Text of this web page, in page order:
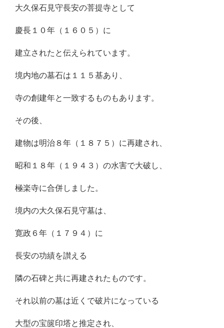
大久保石見守長安の菩提寺として
慶長１０年（１６０５）に
建立されたと伝えられています。
境内地の墓石は１１５基あり、
寺の創建年と一致するものもあります。
その後、
建物は明治８年（１８７５）に再建され、
昭和１８年（１９４３）の水害で大破し、
極楽寺に合併しました。
境内の大久保石見守墓は、
寛政６年（１７９４）に
長安の功績を讃える
隣の石碑と共に再建されたものです。
それ以前の墓は近くで破片になっている
大型の宝篋印塔と推定され、